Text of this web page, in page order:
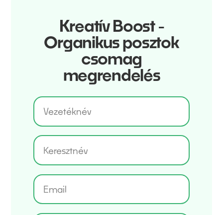
Kreatív Boost -
Organikus posztok
csomag
megrendelés